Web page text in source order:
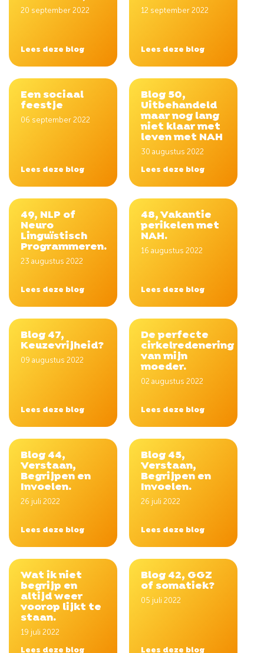
20 september 2022
Lees deze blog
12 september 2022
Lees deze blog
Een sociaal
feestje
06 september 2022
Lees deze blog
Blog 50,
Uitbehandeld
maar nog lang
niet klaar met
leven met NAH
30 augustus 2022
Lees deze blog
49, NLP of
Neuro
Linguïstisch
Programmeren.
23 augustus 2022
Lees deze blog
48, Vakantie
perikelen met
NAH.
16 augustus 2022
Lees deze blog
Blog 47,
Keuzevrijheid?
09 augustus 2022
Lees deze blog
De perfecte
cirkelredenering
van mijn
moeder.
02 augustus 2022
Lees deze blog
Blog 44,
Verstaan,
Begrijpen en
Invoelen.
26 juli 2022
Lees deze blog
Blog 45,
Verstaan,
Begrijpen en
Invoelen.
26 juli 2022
Lees deze blog
Wat ik niet
begrijp en
altijd weer
voorop lijkt te
staan.
19 juli 2022
Lees deze blog
Blog 42, GGZ
of somatiek?
05 juli 2022
Lees deze blog